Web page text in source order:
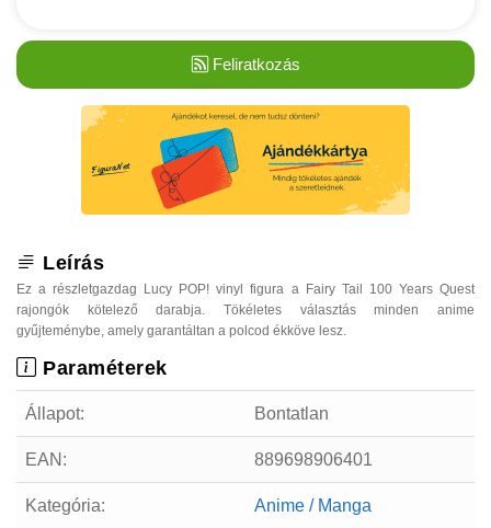
Feliratkozás
Leírás
Ez a részletgazdag Lucy POP! vinyl figura a Fairy Tail 100 Years Quest
rajongók kötelező darabja. Tökéletes választás minden anime
gyűjteménybe, amely garantáltan a polcod ékköve lesz.
Paraméterek
Állapot: Bontatlan
EAN: 889698906401
Kategória: Anime / Manga